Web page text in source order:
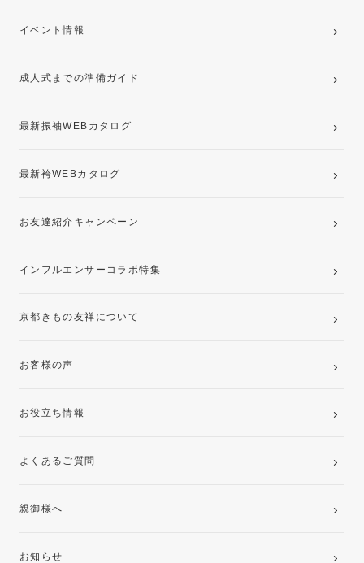
卒業袴レンタルプラン
イベント情報
成人式までの準備ガイド
最新振袖WEBカタログ
最新袴WEBカタログ
お友達紹介キャンペーン
インフルエンサーコラボ特集
京都きもの友禅について
お客様の声
お役立ち情報
よくあるご質問
親御様へ
お知らせ